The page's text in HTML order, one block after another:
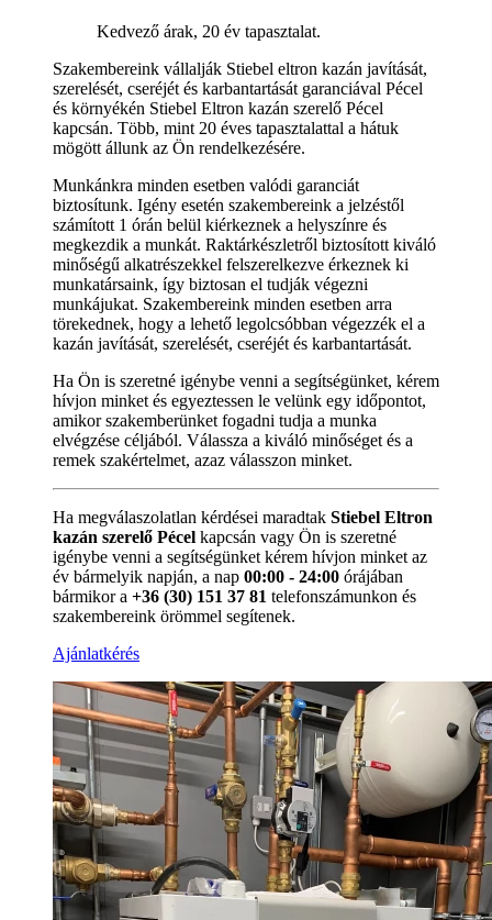
Kedvező árak, 20 év tapasztalat.
Szakembereink vállalják Stiebel eltron kazán javítását,
szerelését, cseréjét és karbantartását garanciával Pécel
és környékén Stiebel Eltron kazán szerelő Pécel
kapcsán. Több, mint 20 éves tapasztalattal a hátuk
mögött állunk az Ön rendelkezésére.
Munkánkra minden esetben valódi garanciát
biztosítunk. Igény esetén szakembereink a jelzéstől
számított 1 órán belül kiérkeznek a helyszínre és
megkezdik a munkát. Raktárkészletről biztosított kiváló
minőségű alkatrészekkel felszerelkezve érkeznek ki
munkatársaink, így biztosan el tudják végezni
munkájukat. Szakembereink minden esetben arra
törekednek, hogy a lehető legolcsóbban végezzék el a
kazán javítását, szerelését, cseréjét és karbantartását.
Ha Ön is szeretné igénybe venni a segítségünket, kérem
hívjon minket és egyeztessen le velünk egy időpontot,
amikor szakemberünket fogadni tudja a munka
elvégzése céljából. Válassza a kiváló minőséget és a
remek szakértelmet, azaz válasszon minket.
Ha megválaszolatlan kérdései maradtak Stiebel Eltron
kazán szerelő Pécel kapcsán vagy Ön is szeretné
igénybe venni a segítségünket kérem hívjon minket az
év bármelyik napján, a nap 00:00 - 24:00 órájában
bármikor a +36 (30) 151 37 81 telefonszámunkon és
szakembereink örömmel segítenek.
Ajánlatkérés